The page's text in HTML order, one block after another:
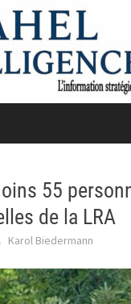
55
de la LRA
Karol Biedermann